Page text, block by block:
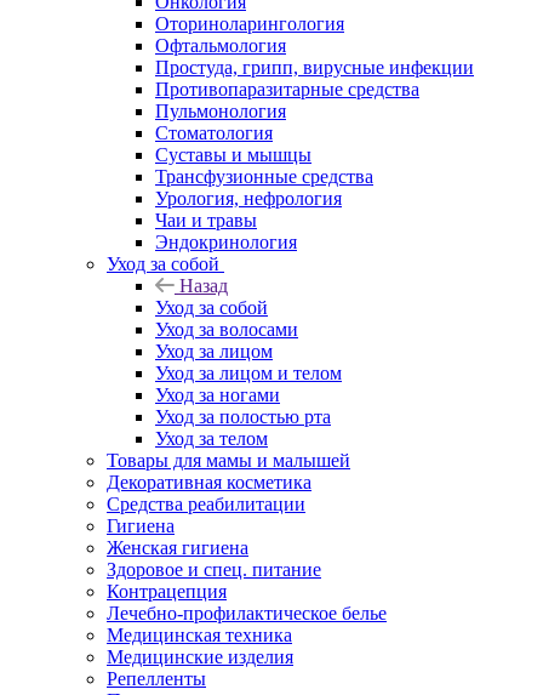
Оториноларингология
Офтальмология
Простуда, грипп, вирусные инфекции
Противопаразитарные средства
Пульмонология
Стоматология
Суставы и мышцы
Трансфузионные средства
Урология, нефрология
Чаи и травы
Эндокринология
Уход за собой
Назад
Уход за собой
Уход за волосами
Уход за лицом
Уход за лицом и телом
Уход за ногами
Уход за полостью рта
Уход за телом
Товары для мамы и малышей
Декоративная косметика
Средства реабилитации
Гигиена
Женская гигиена
Здоровое и спец. питание
Контрацепция
Лечебно-профилактическое белье
Медицинская техника
Медицинские изделия
Репелленты